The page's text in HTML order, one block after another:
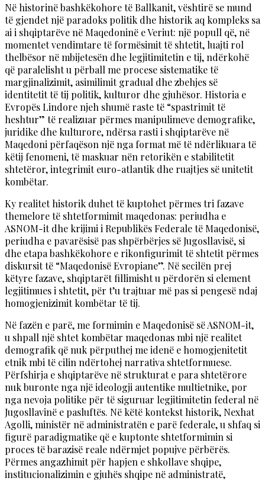
Në historinë bashkëkohore të Ballkanit, vështirë se mund
të gjendet një paradoks politik dhe historik aq kompleks sa
ai i shqiptarëve në Maqedoninë e Veriut: një popull që, në
momentet vendimtare të formësimit të shtetit, luajti rol
thelbësor në mbijetesën dhe legjitimitetin e tij, ndërkohë
që paralelisht u përball me procese sistematike të
margjinalizimit, asimilimit gradual dhe zbehjes së
identitetit të tij politik, kulturor dhe gjuhësor. Historia e
Evropës Lindore njeh shumë raste të “spastrimit të
heshtur” të realizuar përmes manipulimeve demografike,
juridike dhe kulturore, ndërsa rasti i shqiptarëve në
Maqedoni përfaqëson një nga format më të ndërlikuara të
këtij fenomeni, të maskuar nën retorikën e stabilitetit
shtetëror, integrimit euro-atlantik dhe ruajtjes së unitetit
kombëtar.
Ky realitet historik duhet të kuptohet përmes tri fazave
themelore të shtetformimit maqedonas: periudha e
ASNOM-it dhe krijimi i Republikës Federale të Maqedonisë,
periudha e pavarësisë pas shpërbërjes së Jugosllavisë, si
dhe etapa bashkëkohore e rikonfigurimit të shtetit përmes
diskursit të “Maqedonisë Evropiane”. Në secilën prej
këtyre fazave, shqiptarët fillimisht u përdorën si element
legjitimues i shtetit, për t’u trajtuar më pas si pengesë ndaj
homogjenizimit kombëtar të tij.
Në fazën e parë, me formimin e Maqedonisë së ASNOM-it,
u shpall një shtet kombëtar maqedonas mbi një realitet
demografik që nuk përputhej me idenë e homogjenitetit
etnik mbi të cilin ndërtohej narrativa shtetformuese.
Përfshirja e shqiptarëve në strukturat e para shtetërore
nuk buronte nga një ideologji autentike multietnike, por
nga nevoja politike për të siguruar legjitimitetin federal në
Jugosllavinë e pasluftës. Në këtë kontekst historik, Nexhat
Agolli, ministër në administratën e parë federale, u shfaq si
figurë paradigmatike që e kuptonte shtetformimin si
proces të barazisë reale ndërmjet popujve përbërës.
Përmes angazhimit për hapjen e shkollave shqipe,
institucionalizimin e gjuhës shqipe në administratë,